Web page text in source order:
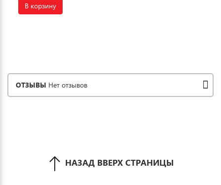
В корзину
ОТЗЫВЫ Нет отзывов
НАЗАД ВВЕРХ СТРАНИЦЫ